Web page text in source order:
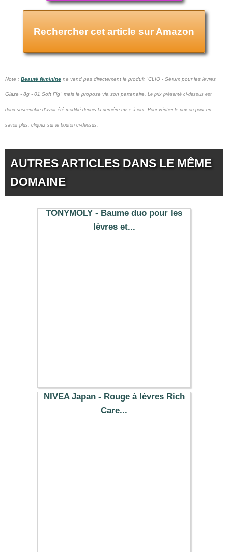
Rechercher cet article sur Amazon
Note : Beauté féminine ne vend pas directement le produit "CLIO - Sérum pour les lèvres
Glaze - 8g - 01 Soft Fig" mais le propose via son partenaire. Le prix présenté ci-dessus est
donc susceptible d'avoir été modifié depuis la dernière mise à jour. Pour vérifier le prix ou pour en
savoir plus, cliquez sur le bouton ci-dessus.
AUTRES ARTICLES DANS LE MÊME
DOMAINE
TONYMOLY - Baume duo pour les
lèvres et...
NIVEA Japan - Rouge à lèvres Rich
Care...